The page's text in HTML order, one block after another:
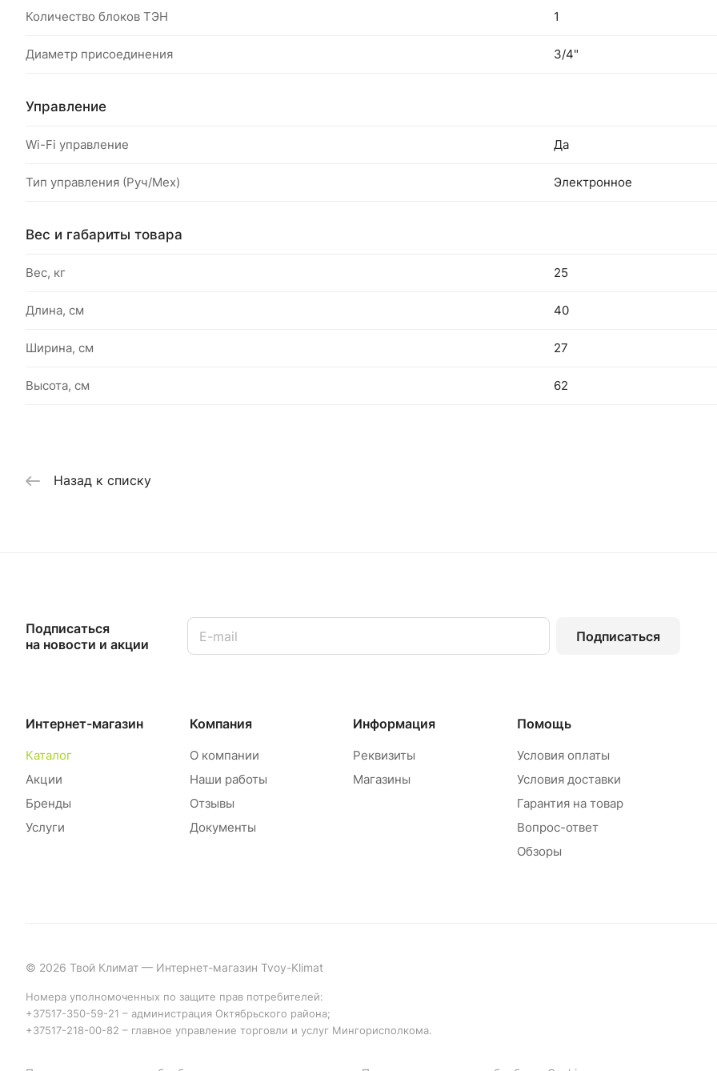
Количество блоков ТЭН 1
Диаметр присоединения 3/4"
Управление
Wi-Fi управление Да
Тип управления (Руч/Мех) Электронное
Вес и габариты товара
Вес, кг 25
Длина, см 40
Ширина, см 27
Высота, см 62
Назад к списку
Подписаться
на новости и акции
Подписаться
Интернет-магазин
Каталог
Акции
Бренды
Услуги
Компания
О компании
Наши работы
Отзывы
Документы
Информация
Реквизиты
Магазины
Помощь
Условия оплаты
Условия доставки
Гарантия на товар
Вопрос-ответ
Обзоры
© 2026 Твой Климат — Интернет-магазин Tvoy-Klimat
Номера уполномоченных по защите прав потребителей:
+37517-350-59-21 – администрация Октябрьского района;
+37517-218-00-82 – главное управление торговли и услуг Мингорисполкома.